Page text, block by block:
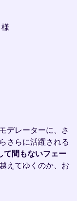
デレーターに、さ
さらに活躍される
て間もないフェー
えてゆくのか、お